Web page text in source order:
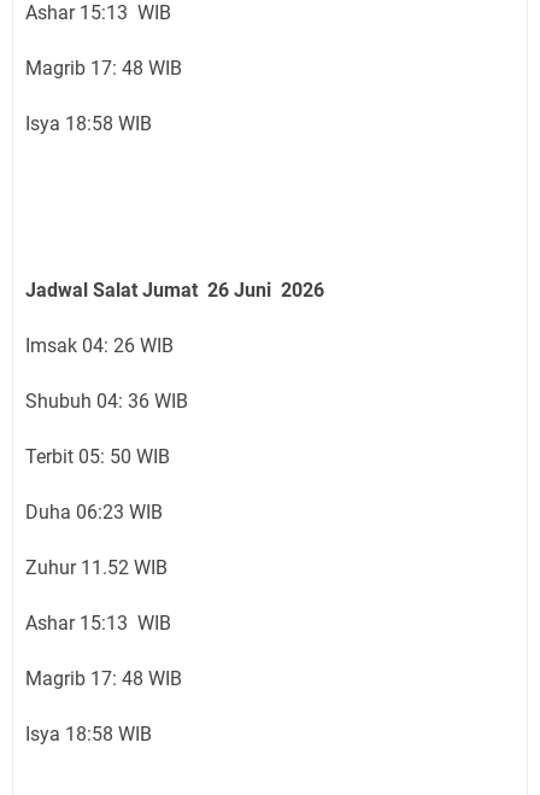
Ashar 15:13 WIB
Magrib 17: 48 WIB
Isya 18:58 WIB
Jadwal Salat Jumat 26 Juni 2026
Imsak 04: 26 WIB
Shubuh 04: 36 WIB
Terbit 05: 50 WIB
Duha 06:23 WIB
Zuhur 11.52 WIB
Ashar 15:13 WIB
Magrib 17: 48 WIB
Isya 18:58 WIB